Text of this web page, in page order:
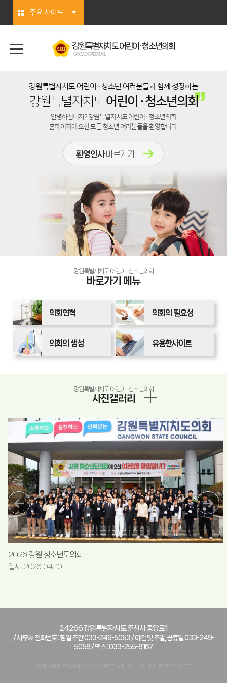
주요 사이트
강원특별자치도 어린이 · 청소년의회
GANGWON STATE COUNCIL
강원특별자치도 어린이 · 청소년 여러분들과 함께 성장하는
강원특별자치도어린이 ·청소년의회
안녕하십니까? 강원특별자치도 어린이 · 청소년의회
홈페이지에 오신 모든 청소년 여러분들을 환영합니다.
환영인사바로가기
강원특별자치도 어린이 · 청소년의회
바로가기 메뉴
의회연혁 의회의 필요성
의회의 생성 유용한사이트
강원특별자치도 어린이 · 청소년의회
사진갤러리
2026 강원 청소년도의회
일시 : 2026. 04. 10
24266 강원특별자치도 춘천시 중앙로1
/ 사무처 전화번호 : 평일 주간 033-249-5053 / 야간 및 주말, 공휴일 033-249-
5058 / 팩스 : 033-255-8167